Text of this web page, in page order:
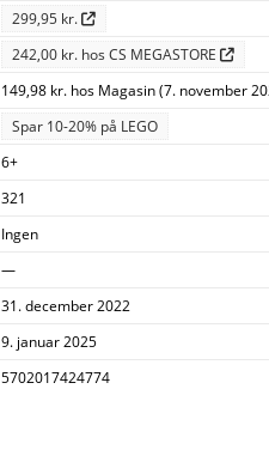
299,95 kr.
242,00 kr. hos CS MEGASTORE
149,98 kr. hos Magasin (7. november
Spar 10-20% på LEGO
6+
321
Ingen
—
31. december 2022
9. januar 2025
5702017424774